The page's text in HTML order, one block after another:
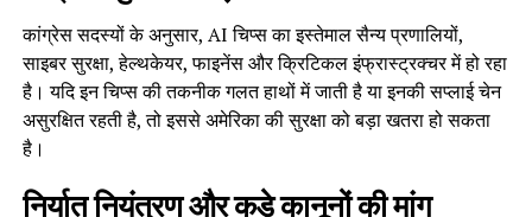
कांग्रेस सदस्यों के अनुसार, AI चिप्स का इस्तेमाल सैन्य प्रणालियों,
साइबर सुरक्षा, हेल्थकेयर, फाइनेंस और क्रिटिकल इंफ्रास्ट्रक्चर में हो रहा
है। यदि इन चिप्स की तकनीक गलत हाथों में जाती है या इनकी सप्लाई चेन
असुरक्षित रहती है, तो इससे अमेरिका की सुरक्षा को बड़ा खतरा हो सकता
है।
निर्यात नियंत्रण और कड़े कानूनों की मांग